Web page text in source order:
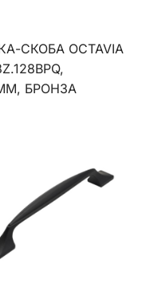
СКОБА OCTAVIA
БРОНЗА